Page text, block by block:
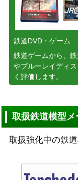
鉄道DVD・ゲーム
鉄道ゲームから、
やブルーレイディ
く評価します。
取扱鉄道模型メ
取扱強化中の鉄